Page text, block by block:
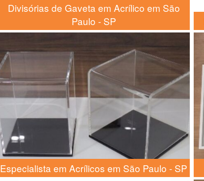
Divisórias de Gaveta em Acrílico em São
Paulo - SP
Especialista em Acrílicos em São Paulo - SP